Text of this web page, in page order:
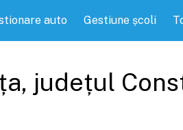
auto Gestiune școli
, județul